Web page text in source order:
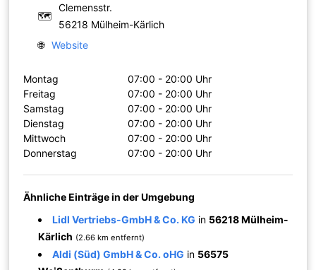
🗺
Clemensstr.
56218 Mülheim-Kärlich
🌐 Website
Montag
07:00 - 20:00 Uhr
Freitag
07:00 - 20:00 Uhr
Samstag
07:00 - 20:00 Uhr
Dienstag
07:00 - 20:00 Uhr
Mittwoch
07:00 - 20:00 Uhr
Donnerstag
07:00 - 20:00 Uhr
Ähnliche Einträge in der Umgebung
Lidl Vertriebs-GmbH & Co. KG in 56218 Mülheim-
Kärlich (2.66 km entfernt)
Aldi (Süd) GmbH & Co. oHG in 56575